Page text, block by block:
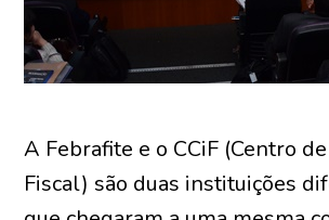
A Febrafite e o CCiF (Centro
Fiscal) são duas instituições